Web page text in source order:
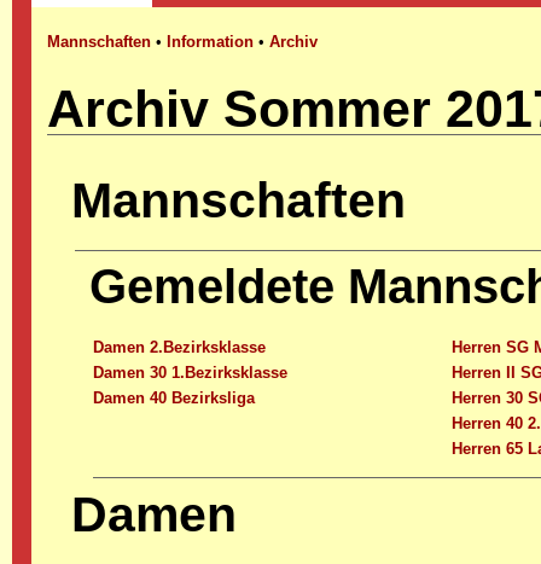
Mannschaften • Information •Archiv
Archiv Sommer
Mannschaften
Gemeldete
Damen 2.Bezirksklasse
Damen 30 1.Bezirksklasse
Damen 40 Bezirksliga
Herren SG
Herren II
Herren 30
Herren 40
Herren 65
Damen